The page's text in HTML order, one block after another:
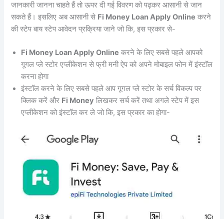
जानकारी जानना चाहते हैं तो ऊपर दी गई विवरण को पढ़कर आसानी से जान
सकते हैं। इसलिए अब आसानी से Fi Money Loan Apply Online करने
की स्टेप बाय स्टेप आवेदन प्रक्रिया जाने जो कि, इस प्रकार से-
Fi Money Loan Apply Online करने के लिए सबसे पहले आपको
गूगल प्ले स्टोर एप्लीकेशन से फ्री मनी ऐप को अपने मोबाइल फोन में इंस्टॉल
करना होगा
इंस्टॉल करने के लिए सबसे पहले आप गूगल प्ले स्टोर के सर्च विकल्प पर
क्लिक करें और Fi Money लिखकर सर्च करें तथा अगले स्टेप में इस
एप्लीकेशन को इंस्टॉल कर ले जो कि, इस प्रकार का होगा-